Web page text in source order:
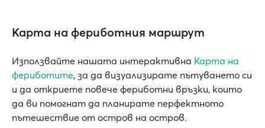
Карта на фериботния маршрут
Използвайте нашата интерактивна Карта на
фериботите, за да визуализирате пътуването си
и да откриете повече фериботни връзки, които
да ви помогнат да планирате перфектното
пътешествие от остров на остров.